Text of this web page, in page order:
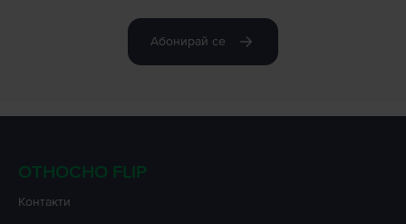
Абонирай се
ОТНОСНО FLIP
Контакти